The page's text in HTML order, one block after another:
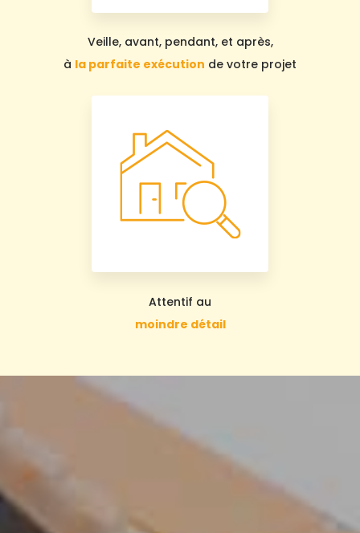
Veille, avant, pendant, et après,
à la parfaite exécution de votre projet
Attentif au
moindre détail